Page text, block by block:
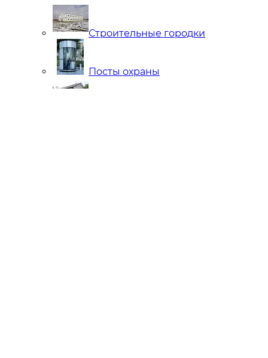
Строительные городки
Посты охраны